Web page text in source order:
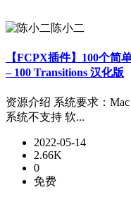
陈小二
【FCPX插件】100个简
– 100 Transitions 汉化版
资源介绍 系统要求：
系统不支持 软...
2022-05-14
2.66K
0
免费